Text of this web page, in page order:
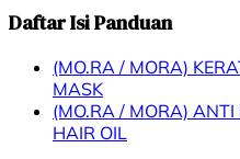
Daftar Isi Panduan
(MO.RA / MORA)
MASK
(MO.RA / MORA)
HAIR OIL